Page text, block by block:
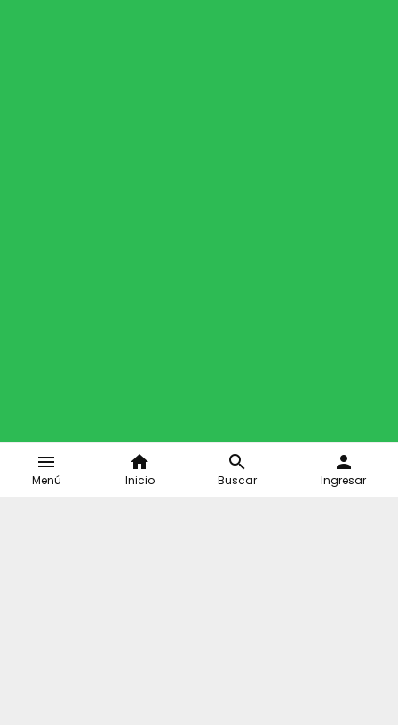
menu
Menú
home
Inicio
search
Buscar
person
Ingresar